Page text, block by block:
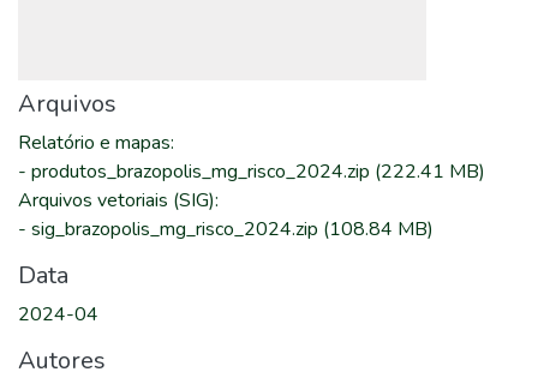
Arquivos
Relatório e mapas:
- produtos_brazopolis_mg_risco_2024.zip (222.41 MB)
Arquivos vetoriais (SIG):
- sig_brazopolis_mg_risco_2024.zip (108.84 MB)
Data
2024-04
Autores